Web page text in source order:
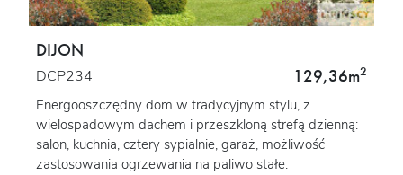
DIJON
DCP234 129,36m2
Energooszczędny dom w tradycyjnym stylu, z
wielospadowym dachem i przeszkloną strefą dzienną:
salon, kuchnia, cztery sypialnie, garaż, możliwość
zastosowania ogrzewania na paliwo stałe.